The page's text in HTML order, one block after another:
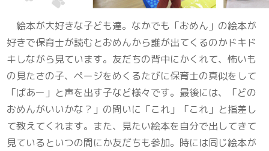
絵本が大好きな子ども達。なかでも「おめん」の絵本が
好きで保育士が読むとおめんから誰が出てくるのかドキド
キしながら見ています。友だちの背中にかくれて、怖いも
の見たさの子、ページをめくるたびに保育士の真似をして
「ばあー」と声を出す子など様々です。最後には、「どの
おめんがいいかな？」の問いに「これ」「これ」と指差し
て教えてくれます。また、見たい絵本を自分で出してきて
見ているといつの間にか友だちも参加。時には同じ絵本が